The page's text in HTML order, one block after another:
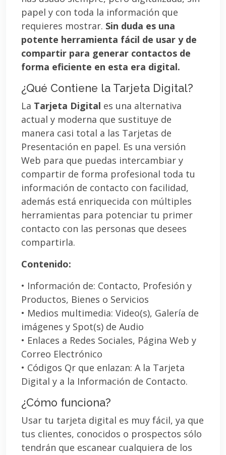
papel y con toda la información que
requieres mostrar. Sin duda es una
potente herramienta fácil de usar y de
compartir para generar contactos de
forma eficiente en esta era digital.
¿Qué Contiene la Tarjeta Digital?
La Tarjeta Digital es una alternativa
actual y moderna que sustituye de
manera casi total a las Tarjetas de
Presentación en papel. Es una versión
Web para que puedas intercambiar y
compartir de forma profesional toda tu
información de contacto con facilidad,
además está enriquecida con múltiples
herramientas para potenciar tu primer
contacto con las personas que desees
compartirla.
Contenido:
• Información de: Contacto, Profesión y
Productos, Bienes o Servicios
• Medios multimedia: Video(s), Galería de
imágenes y Spot(s) de Audio
• Enlaces a Redes Sociales, Página Web y
Correo Electrónico
• Códigos Qr que enlazan: A la Tarjeta
Digital y a la Información de Contacto.
¿Cómo funciona?
Usar tu tarjeta digital es muy fácil, ya que
tus clientes, conocidos o prospectos sólo
tendrán que escanear cualquiera de los